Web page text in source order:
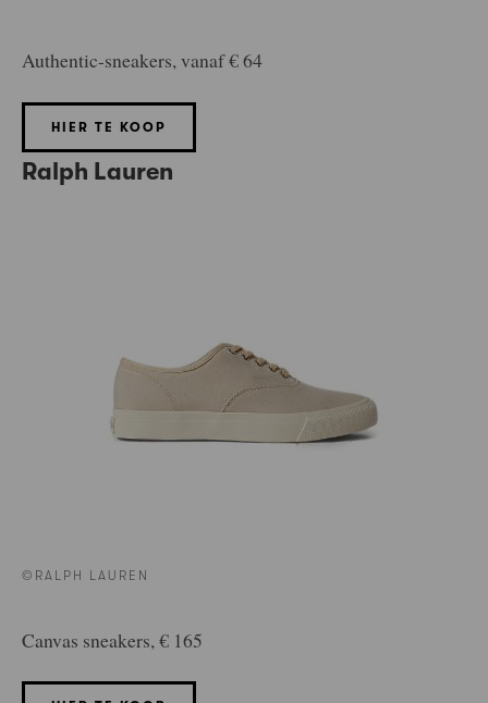
Authentic-sneakers, vanaf € 64
HIER TE KOOP
Ralph Lauren
©RALPH LAUREN
Canvas sneakers, € 165